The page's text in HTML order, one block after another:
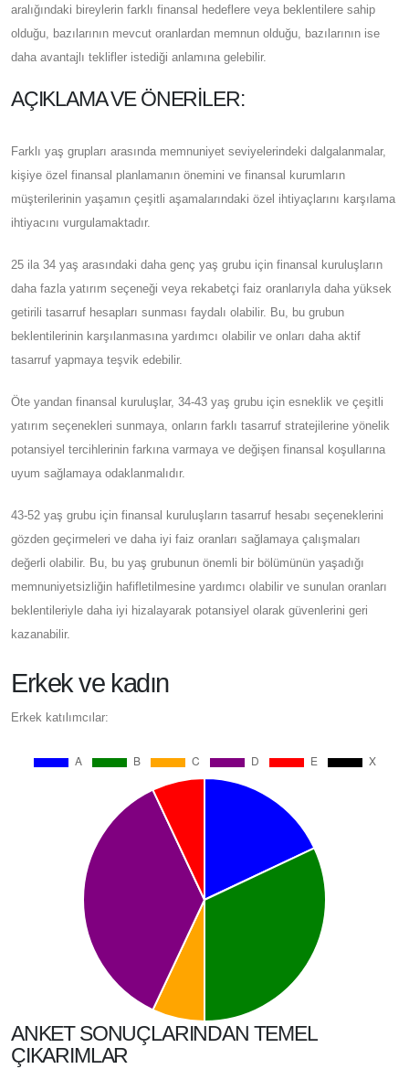
aralığındaki bireylerin farklı finansal hedeflere veya beklentilere sahip
olduğu, bazılarının mevcut oranlardan memnun olduğu, bazılarının ise
daha avantajlı teklifler istediği anlamına gelebilir.
AÇIKLAMA VE ÖNERILER:
Farklı yaş grupları arasında memnuniyet seviyelerindeki dalgalanmalar,
kişiye özel finansal planlamanın önemini ve finansal kurumların
müşterilerinin yaşamın çeşitli aşamalarındaki özel ihtiyaçlarını karşılama
ihtiyacını vurgulamaktadır.
25 ila 34 yaş arasındaki daha genç yaş grubu için finansal kuruluşların
daha fazla yatırım seçeneği veya rekabetçi faiz oranlarıyla daha yüksek
getirili tasarruf hesapları sunması faydalı olabilir. Bu, bu grubun
beklentilerinin karşılanmasına yardımcı olabilir ve onları daha aktif
tasarruf yapmaya teşvik edebilir.
Öte yandan finansal kuruluşlar, 34-43 yaş grubu için esneklik ve çeşitli
yatırım seçenekleri sunmaya, onların farklı tasarruf stratejilerine yönelik
potansiyel tercihlerinin farkına varmaya ve değişen finansal koşullarına
uyum sağlamaya odaklanmalıdır.
43-52 yaş grubu için finansal kuruluşların tasarruf hesabı seçeneklerini
gözden geçirmeleri ve daha iyi faiz oranları sağlamaya çalışmaları
değerli olabilir. Bu, bu yaş grubunun önemli bir bölümünün yaşadığı
memnuniyetsizliğin hafifletilmesine yardımcı olabilir ve sunulan oranları
beklentileriyle daha iyi hizalayarak potansiyel olarak güvenlerini geri
kazanabilir.
Erkek ve kadın
Erkek katılımcılar:
ANKET SONUÇLARINDAN TEMEL
ÇIKARIMLAR